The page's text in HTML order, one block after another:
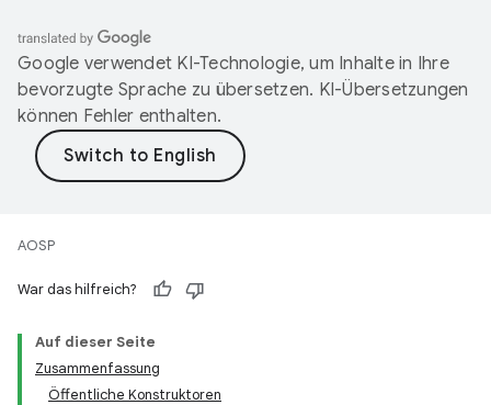
Google verwendet KI-Technologie, um Inhalte in Ihre
bevorzugte Sprache zu übersetzen. KI-Übersetzungen
können Fehler enthalten.
AOSP
War das hilfreich?
Auf dieser Seite
Zusammenfassung
Öffentliche Konstruktoren